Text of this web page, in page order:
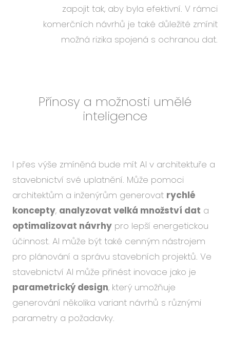
zapojit tak, aby byla efektivní. V rámci
komerčních návrhů je také důležité zmínit
možná rizika spojená s ochranou dat.
Přínosy a možnosti umělé
inteligence
I přes výše zmíněná bude mít AI v architektuře a
stavebnictví své uplatnění. Může pomoci
architektům a inženýrům generovat rychlé
koncepty, analyzovat velká množství dat a
optimalizovat návrhy pro lepší energetickou
účinnost. AI může být také cenným nástrojem
pro plánování a správu stavebních projektů. Ve
stavebnictví AI může přinést inovace jako je
parametrický design, který umožňuje
generování několika variant návrhů s různými
parametry a požadavky.